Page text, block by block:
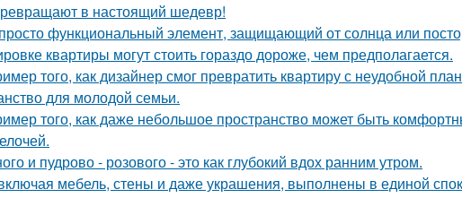
в настоящий шедевр!
функциональный элемент, защищающий от солнца или
квартиры могут стоить гораздо дороже, чем предполагается.
того, как дизайнер смог превратить квартиру с неудобной
для молодой семьи.
того, как даже небольшое пространство может быть
и пудрово - розового - это как глубокий вдох ранним утром.
мебель, стены и даже украшения, выполнены в единой